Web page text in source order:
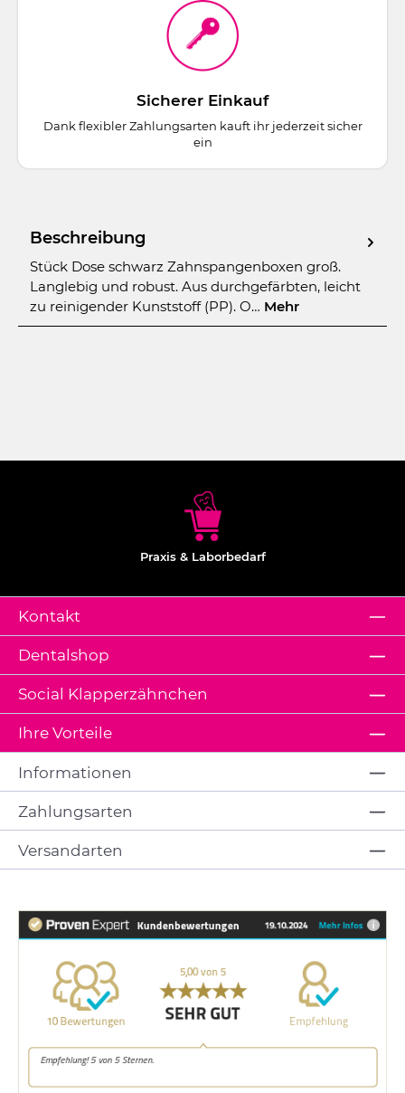
Sicherer Einkauf
Dank flexibler Zahlungsarten kauft ihr jederzeit sicher
ein
Beschreibung
Stück Dose schwarz Zahnspangenboxen groß.
Langlebig und robust. Aus durchgefärbten, leicht
zu reinigender Kunststoff (PP). O… Mehr
Praxis & Laborbedarf
Kontakt
Dentalshop
Ihre Vorteile
Social Klapperzähnchen
Informationen
Zahlungsarten
Versandarten